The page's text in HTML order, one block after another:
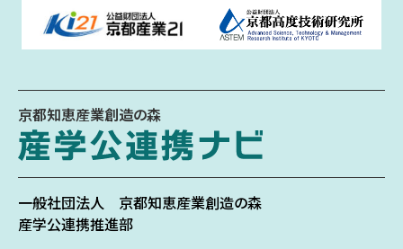
京都知恵産業創造の森
一般社団法人 京都知恵産業創造の森
産学公連携推進部